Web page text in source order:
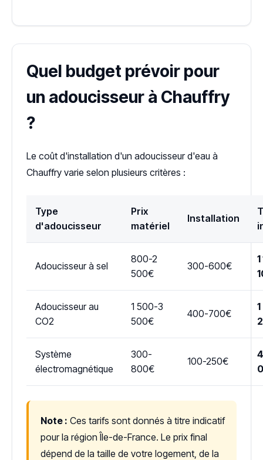
Quel budget prévoir pour
un adoucisseur à Chauffry
?
Le coût d'installation d'un adoucisseur d'eau à
Chauffry varie selon plusieurs critères :
Type
d'adoucisseur
Prix
matériel
Installation
Adoucisseur à sel
800-2
500€
300-600€
Adoucisseur au
CO2
1 500-3
500€
400-700€
Système
électromagnétique
300-
800€
100-250€
Note : Ces tarifs sont donnés à titre indicatif
pour la région Île-de-France. Le prix final
dépend de la taille de votre logement, de la